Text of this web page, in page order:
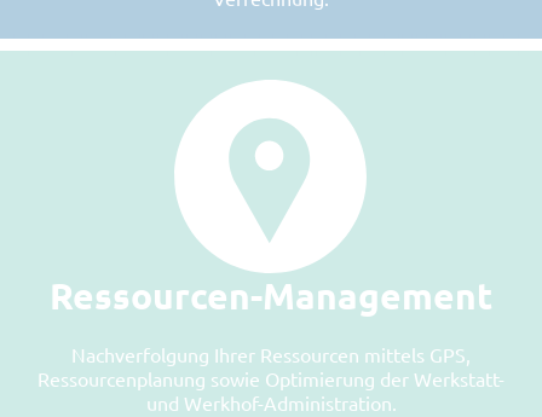
Ressourcen-Management
Nachverfolgung Ihrer Ressourcen mittels GPS,
Ressourcenplanung sowie Optimierung der Werkstatt-
und Werkhof-Administration.